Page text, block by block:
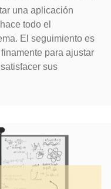
una aplicación
todo el
El seguimiento es
para ajustar
sus